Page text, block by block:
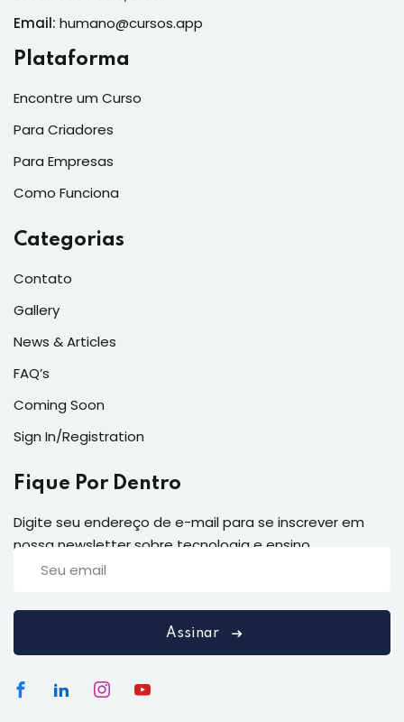
Email: humano@cursos.app
Plataforma
Encontre um Curso
Para Criadores
Para Empresas
Como Funciona
Categorias
Contato
Gallery
News & Articles
FAQ’s
Coming Soon
Sign In/Registration
Fique Por Dentro
Digite seu endereço de e-mail para se inscrever em
nossa newsletter sobre tecnologia e ensino
Assinar